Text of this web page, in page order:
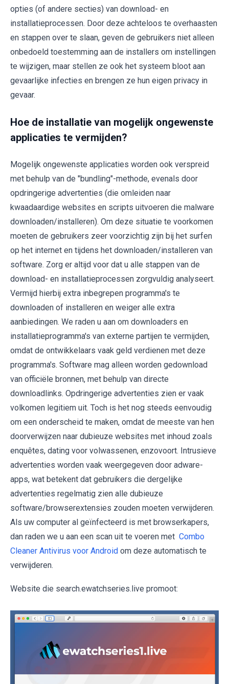
opties (of andere secties) van download- en
installatieprocessen. Door deze achteloos te overhaasten
en stappen over te slaan, geven de gebruikers niet alleen
onbedoeld toestemming aan de installers om instellingen
te wijzigen, maar stellen ze ook het systeem bloot aan
gevaarlijke infecties en brengen ze hun eigen privacy in
gevaar.
Hoe de installatie van mogelijk ongewenste
applicaties te vermijden?
Mogelijk ongewenste applicaties worden ook verspreid
met behulp van de "bundling"-methode, evenals door
opdringerige advertenties (die omleiden naar
kwaadaardige websites en scripts uitvoeren die malware
downloaden/installeren). Om deze situatie te voorkomen
moeten de gebruikers zeer voorzichtig zijn bij het surfen
op het internet en tijdens het downloaden/installeren van
software. Zorg er altijd voor dat u alle stappen van de
download- en installatieprocessen zorgvuldig analyseert.
Vermijd hierbij extra inbegrepen programma's te
downloaden of installeren en weiger alle extra
aanbiedingen. We raden u aan om downloaders en
installatieprogramma's van externe partijen te vermijden,
omdat de ontwikkelaars vaak geld verdienen met deze
programma's. Software mag alleen worden gedownload
van officiële bronnen, met behulp van directe
downloadlinks. Opdringerige advertenties zien er vaak
volkomen legitiem uit. Toch is het nog steeds eenvoudig
om een onderscheid te maken, omdat de meeste van hen
doorverwijzen naar dubieuze websites met inhoud zoals
enquêtes, dating voor volwassenen, enzovoort. Intrusieve
advertenties worden vaak weergegeven door adware-
apps, wat betekent dat gebruikers die dergelijke
advertenties regelmatig zien alle dubieuze
software/browserextensies zouden moeten verwijderen.
Als uw computer al geïnfecteerd is met browserkapers,
dan raden we u aan een scan uit te voeren met Combo
Cleaner Antivirus voor Android om deze automatisch te
verwijderen.
Website die search.ewatchseries.live promoot: